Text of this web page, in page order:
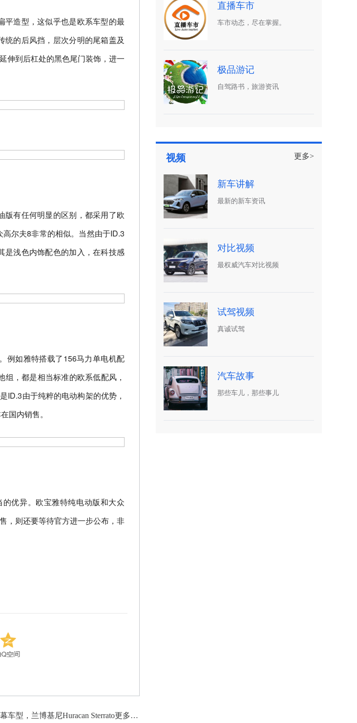
平造型，这似乎也是欧系车型的最
的后风挡，层次分明的尾箱盖及
伸到后杠处的黑色尾门装饰，进一
版有任何明显的区别，都采用了欧
尔夫8非常的相似。当然由于ID.3
是浅色内饰配色的加入，在科技感
例如雅特搭载了156马力单电机配
，都是相当标准的欧系低配风，
ID.3由于纯粹的电动构架的优势，
国内销售。
优异。欧宝雅特纯电动版和大众
，则还要等待官方进一步公布，非
下一篇：独特的谢幕车型，兰博基尼Huracan Sterrato更多官图发布
直播车市
车市动态，尽在掌握。
极品游记
自驾路书，旅游资讯
视频 更多>
新车讲解
最新的新车资讯
对比视频
最权威汽车对比视频
试驾视频
真诚试驾
汽车故事
那些车儿，那些事儿